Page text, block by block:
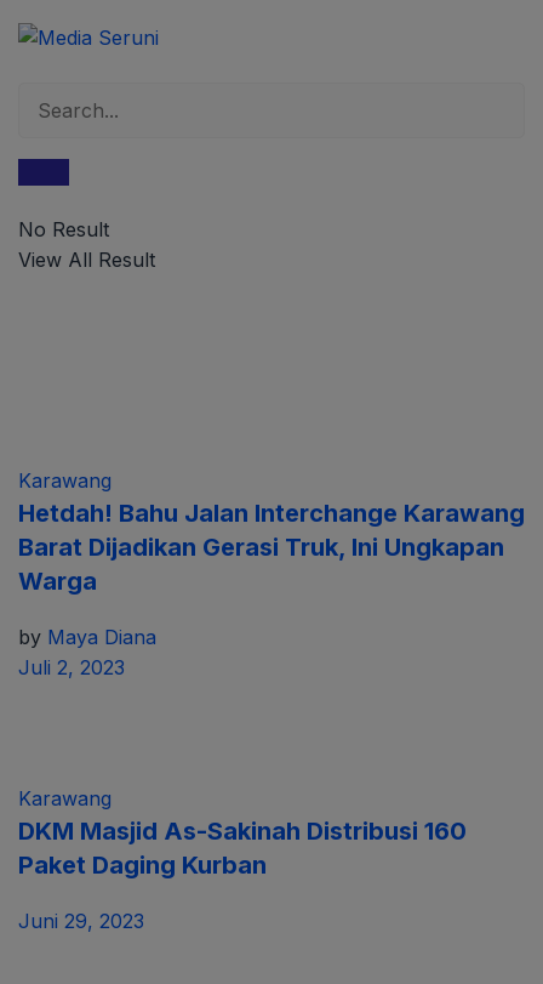
No Result
View All Result
Karawang
Hetdah! Bahu Jalan Interchange Karawang
Barat Dijadikan Gerasi Truk, Ini Ungkapan
Warga
by Maya Diana
Juli 2, 2023
Karawang
DKM Masjid As-Sakinah Distribusi 160
Paket Daging Kurban
Juni 29, 2023